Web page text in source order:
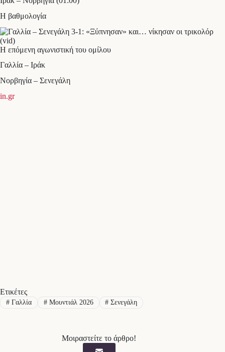
Η βαθμολογία
Η επόμενη αγωνιστική του ομίλου
Γαλλία – Ιράκ
Νορβηγία – Σενεγάλη
in.gr
Ετικέτες
#Γαλλία #Μουντιάλ 2026 # Σενεγάλη
Μοιραστείτε το άρθρο!